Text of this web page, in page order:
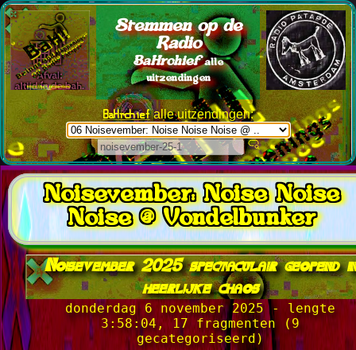
Stemmen op de
Radio
BaHrchief alle
uitzendingen
BaHrchiefalle uitzendingen:
Noisevember: Noise Noise
Noise @ Vondelbunker
Noisevember 2025 spectaculair geopend in
heerlijke chaos
donderdag 6 november 2025 - lengte
3:58:04, 17 fragmenten (9
gecategoriseerd)